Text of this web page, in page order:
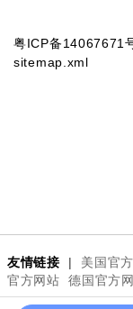
粤ICP备14067671
sitemap.xml
友情链接 | 美国官
官方网站
德国官方